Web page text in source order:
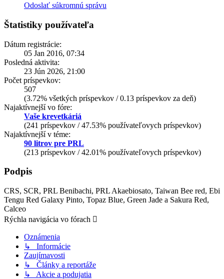
Odoslať súkromnú správu
Štatistiky používateľa
Dátum registrácie:
05 Jan 2016, 07:34
Posledná aktivita:
23 Jún 2026, 21:00
Počet príspevkov:
507
(3.72% všetkých príspevkov / 0.13 príspevkov za deň)
Najaktívnejší vo fóre:
Vaše krevetkáriá
(241 príspevkov / 47.53% používateľovych príspevkov)
Najaktívnejší v téme:
90 litrov pre PRL
(213 príspevkov / 42.01% používateľovych príspevkov)
Podpis
CRS, SCR, PRL Benibachi, PRL Akaebiosato, Taiwan Bee red, Ebi
Tengu Red Galaxy Pinto, Topaz Blue, Green Jade a Sakura Red,
Calceo
Rýchla navigácia vo fórach
Oznámenia
↳ Informácie
Zaujímavosti
↳ Články a reportáže
↳ Akcie a podujatia